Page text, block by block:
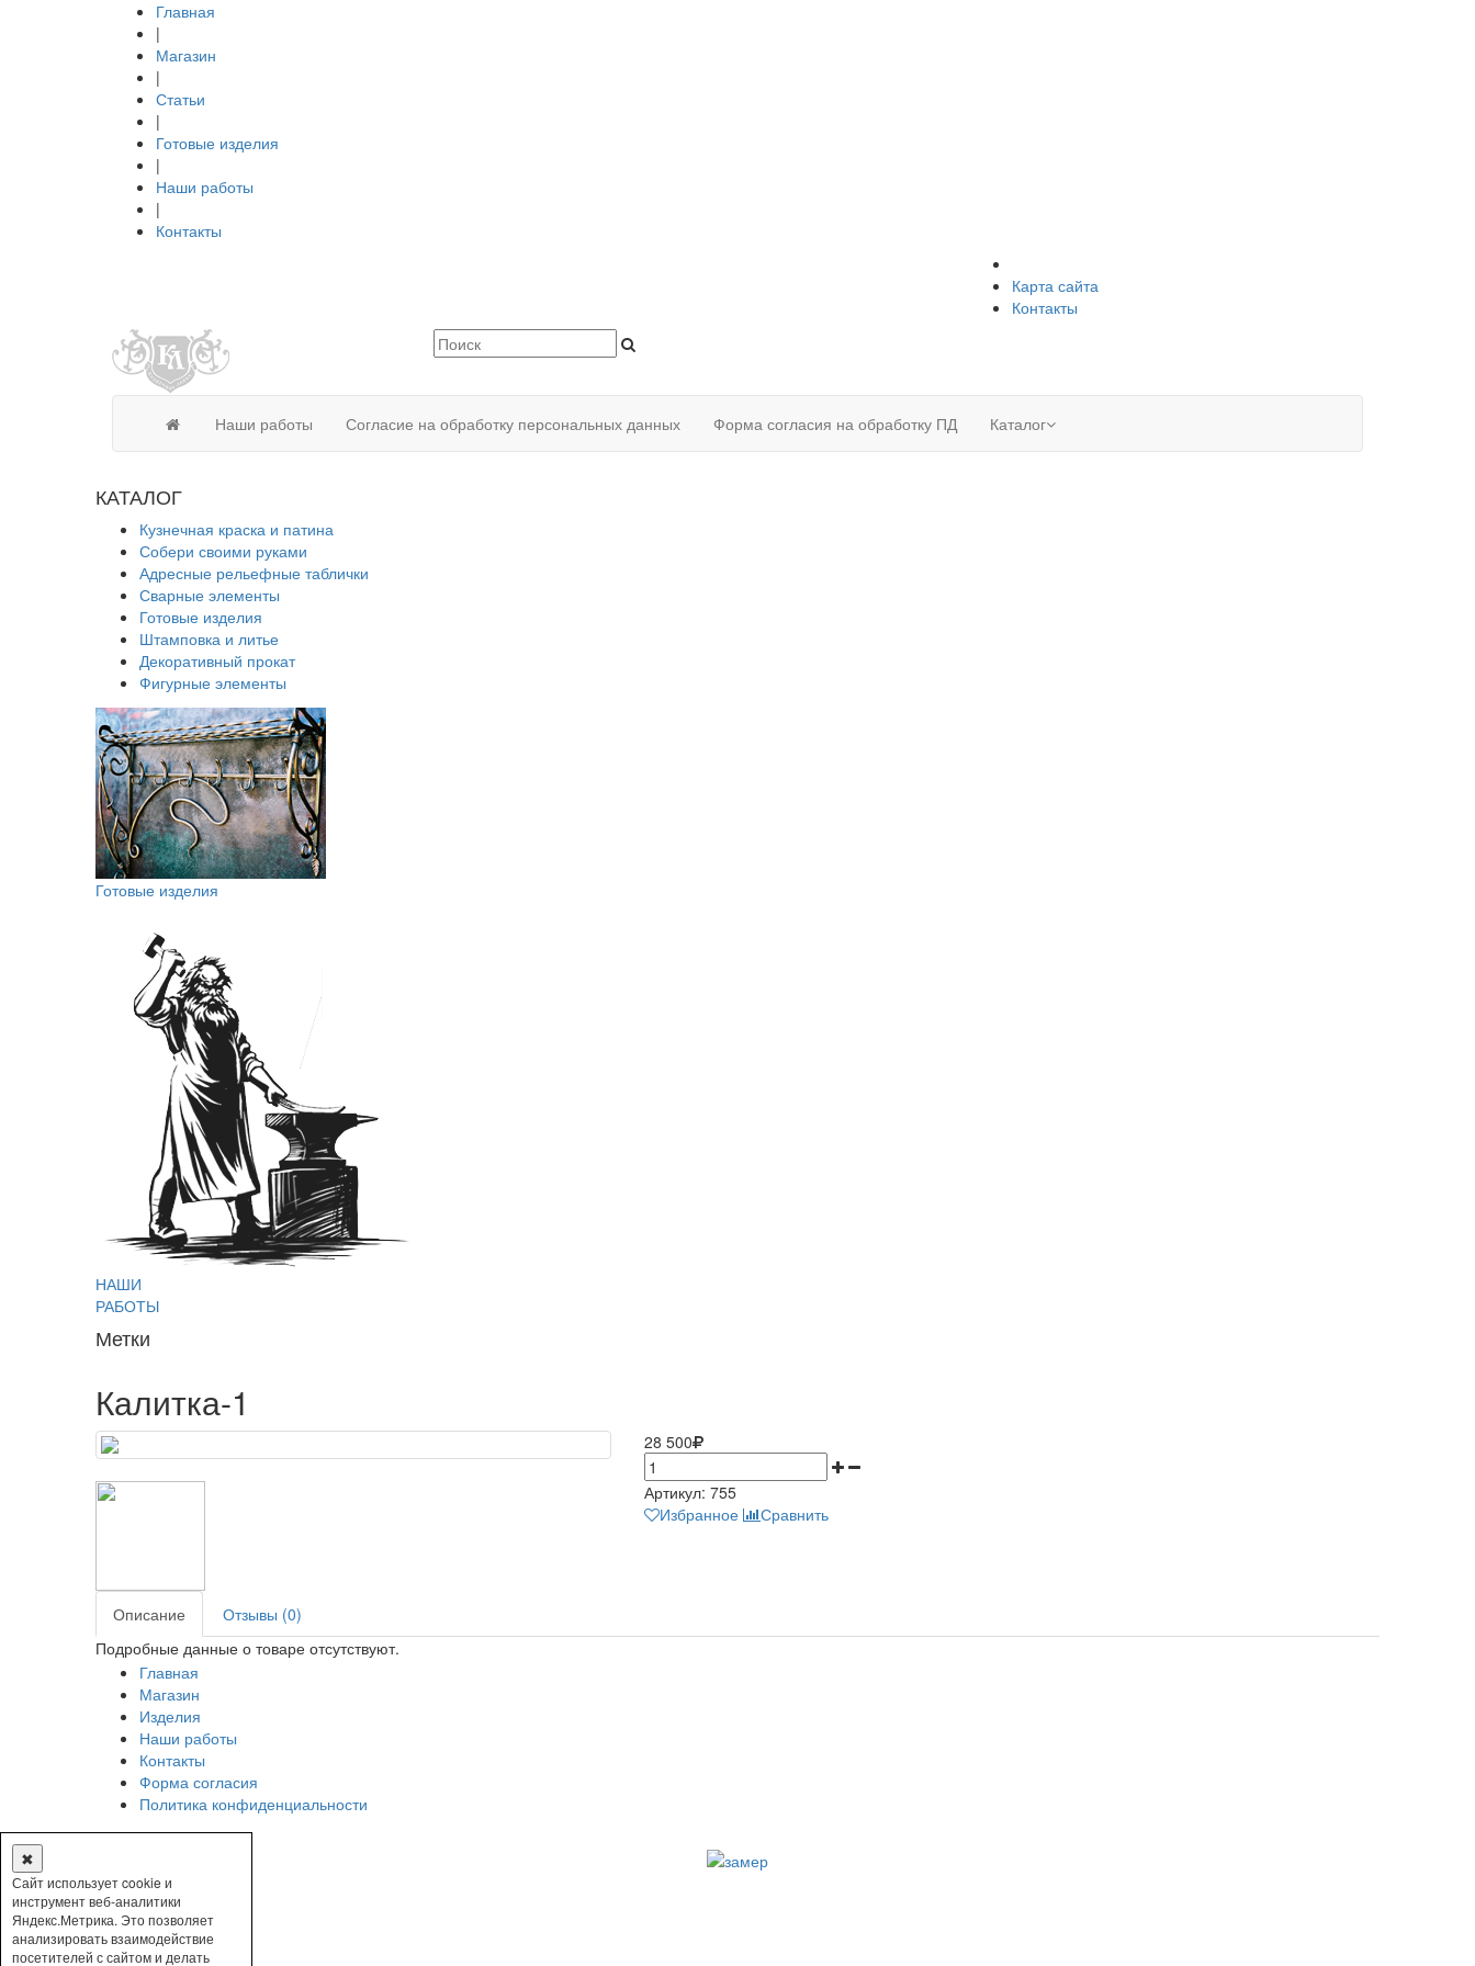
Главная
|
Магазин
|
Статьи
|
Готовые изделия
|
Наши работы
|
Контакты
Карта сайта
Контакты
Наши работы Согласие на обработку персональных данных Форма согласия на обработку ПД Каталог
КАТАЛОГ
Кузнечная краска и патина
Собери своими руками
Адресные рельефные таблички
Сварные элементы
Готовые изделия
Штамповка и литье
Декоративный прокат
Фигурные элементы
Готовые изделия
НАШИ
РАБОТЫ
Метки
Калитка-1
28 500
Артикул: 755
Избранное
Сравнить
Описание
Отзывы (0)
Подробные данные о товаре отсутствуют.
Главная
Магазин
Изделия
Наши работы
Контакты
Форма согласия
Политика конфиденциальности
✖
Сайт использует cookie и
инструмент веб-аналитики
Яндекс.Метрика. Это позволяет
анализировать взаимодействие
посетителей с сайтом и делать